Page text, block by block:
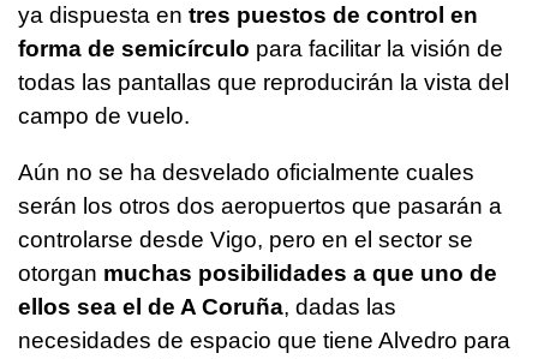
ya dispuesta en tres puestos de control en
forma de semicírculo para facilitar la visión de
todas las pantallas que reproducirán la vista del
campo de vuelo.
Aún no se ha desvelado oficialmente cuales
serán los otros dos aeropuertos que pasarán a
controlarse desde Vigo, pero en el sector se
otorgan muchas posibilidades a que uno de
ellos sea el de A Coruña, dadas las
necesidades de espacio que tiene Alvedro para